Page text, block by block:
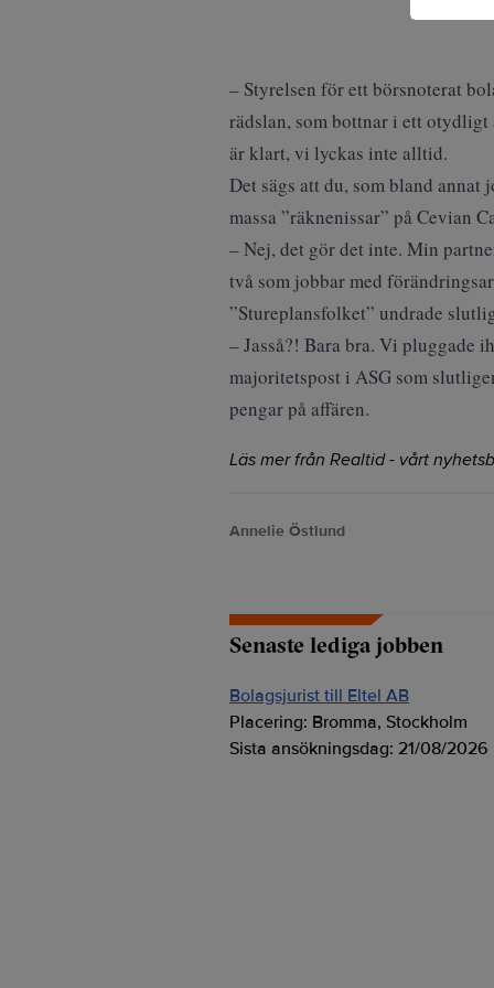
– Styrelsen för ett börsnoterat
rädslan, som bottnar i ett otydligt
är klart, vi lyckas inte alltid.
Det sägs att du, som bland
massa ”räknenissar” på Cevian
– Nej, det gör det inte. Min
två som jobbar med
”Stureplansfolket” undrade
– Jasså?! Bara bra. Vi pluggade
majoritetspost i ASG som
pengar på affären.
Läs mer från Realtid - vårt
Annelie Östlund
Senaste lediga jobben
Bolagsjurist till Eltel AB
Placering: Bromma, Stockholm
Sista ansökningsdag: 21/08/2026